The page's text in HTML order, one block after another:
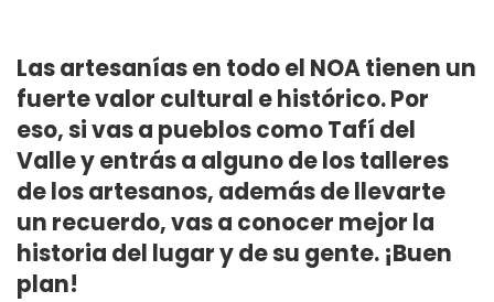
Las artesanías en todo el NOA tienen un
fuerte valor cultural e histórico. Por
eso, si vas a pueblos como Tafí del
Valle y entrás a alguno de los talleres
de los artesanos, además de llevarte
un recuerdo, vas a conocer mejor la
historia del lugar y de su gente. ¡Buen
plan!